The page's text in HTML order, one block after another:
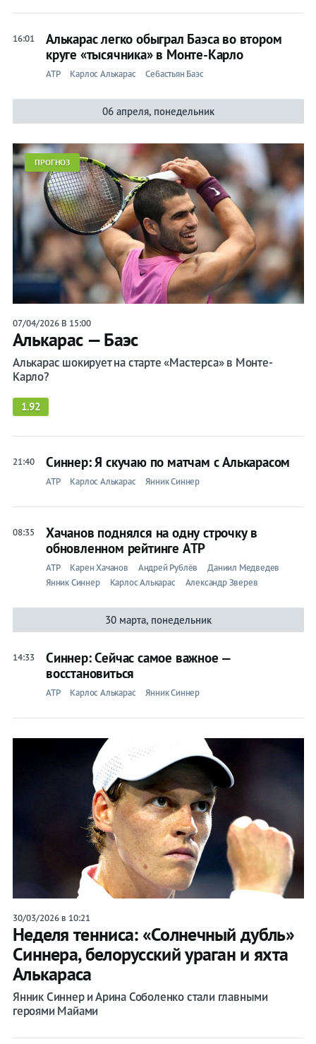
16:01
Алькарас легко обыграл Баэса во втором
круге «тысячника» в Монте-Карло
ATP Карлос Алькарас Себастьян Баэс
06 апреля, понедельник
ПРОГНОЗ
07/04/2026 В 15:00
Алькарас — Баэс
Алькарас шокирует на старте «Мастерса» в Монте-
Карло?
1.92
21:40 Синнер: Я скучаю по матчам с Алькарасом
ATP Карлос Алькарас Янник Синнер
08:35
Хачанов поднялся на одну строчку в
обновленном рейтинге ATP
ATP Карен Хачанов Андрей Рублёв
Даниил Медведев
Янник Синнер
Карлос Алькарас Александр Зверев
30 марта, понедельник
14:33
Синнер: Сейчас самое важное —
восстановиться
ATP Карлос Алькарас Янник Синнер
30/03/2026 в 10:21
Неделя тенниса: «Солнечный дубль»
Синнера, белорусский ураган и яхта
Алькараса
Янник Синнер и Арина Соболенко стали главными
героями Майами